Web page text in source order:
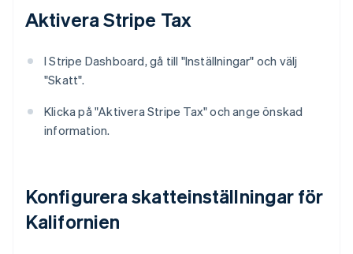
Aktivera Stripe Tax
I Stripe Dashboard, gå till "Inställningar" och välj
"Skatt".
Klicka på "Aktivera Stripe Tax" och ange önskad
information.
Konfigurera skatteinställningar för
Kalifornien